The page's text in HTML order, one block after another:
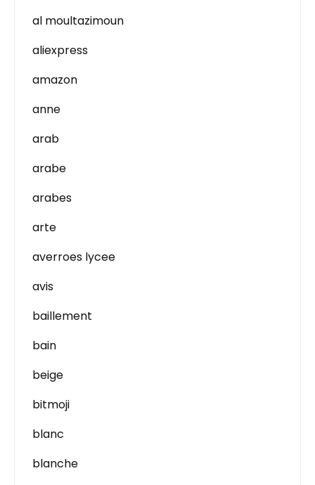
al moultazimoun
aliexpress
amazon
anne
arab
arabe
arabes
arte
averroes lycee
avis
baillement
bain
beige
bitmoji
blanc
blanche